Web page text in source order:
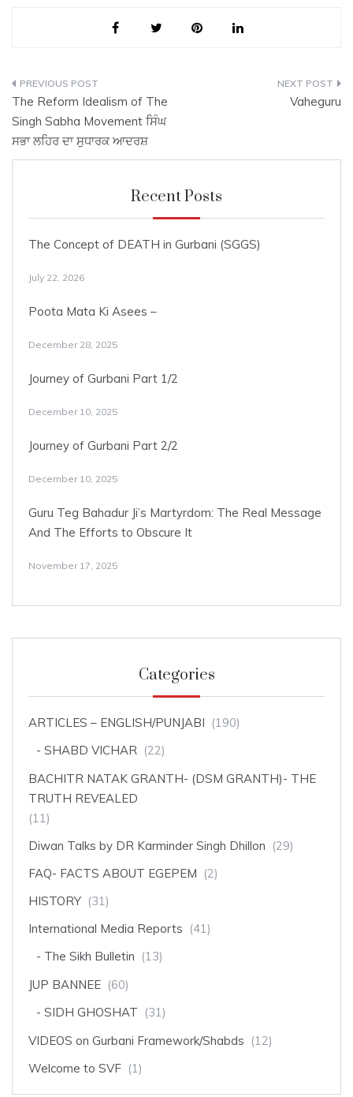
Post
navigation
The Reform Idealism of The
Singh Sabha Movement ਸਿੰਘ
ਸਭਾ ਲਹਿਰ ਦਾ ਸੁਧਾਰਕ ਆਦਰਸ਼
Vaheguru
Recent Posts
The Concept of DEATH in Gurbani (SGGS)
July 22, 2026
Poota Mata Ki Asees –
December 28, 2025
Journey of Gurbani Part 1/2
December 10, 2025
Journey of Gurbani Part 2/2
December 10, 2025
Guru Teg Bahadur Ji’s Martyrdom: The Real Message
And The Efforts to Obscure It
November 17, 2025
Categories
ARTICLES – ENGLISH/PUNJABI (190)
SHABD VICHAR (22)
BACHITR NATAK GRANTH- (DSM GRANTH)- THE
TRUTH REVEALED
(11)
Diwan Talks by DR Karminder Singh Dhillon (29)
FAQ- FACTS ABOUT EGEPEM (2)
HISTORY (31)
International Media Reports (41)
The Sikh Bulletin (13)
JUP BANNEE (60)
SIDH GHOSHAT (31)
VIDEOS on Gurbani Framework/Shabds (12)
Welcome to SVF (1)